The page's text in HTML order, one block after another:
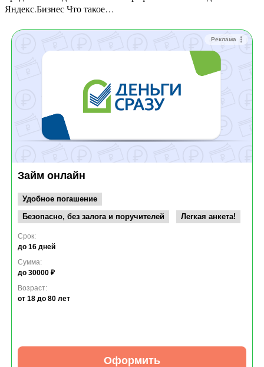
Яндекс.Бизнес Что такое…
Реклама
Займ онлайн
Удобное погашение
Безопасно, без залога и поручителей
Легкая анкета!
Срок:
до 16 дней
Сумма:
до 30000 ₽
Возраст:
от 18 до 80 лет
Оформить